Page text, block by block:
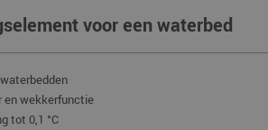
voor een waterbed
wekkerfunctie
tot 0,1 °C